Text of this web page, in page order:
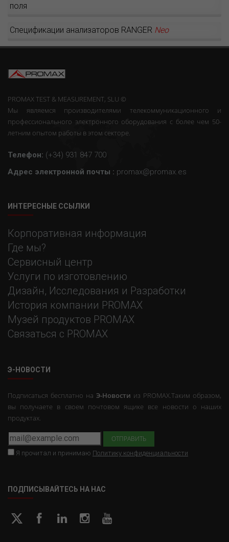
поля
Спецификации анализаторов RANGER Neo
PROMAX TEST & MEASUREMENT, SLU ©
Мы являемся производителями телекоммуникационного и
профессионального электронного оборудования с более чем 50-
летним опытом работы в этом секторе.
Телефон: (+34) 931 847 700
Адрес электронной почты : promax@promax.es
ИНТЕРЕСНЫЕ ССЫЛКИ
Корпоративная информация
Где мы?
Сервисный центр
Услуги по изготовлению
Дизайн, Исследования и Разработки
История компании PROMAX
Музей продуктов PROMAX
Связаться с PROMAX
Э-НОВОСТИ
Подписаться бесплатно на Э-Новости из PROMAX.Таким образом,
вы получаете в своем почтовом ящике все новости о наших
продуктах.
Я прочитал и принимаю Политику конфиденциальности
ПОДПИСЫВАЙТЕСЬ НА НАС